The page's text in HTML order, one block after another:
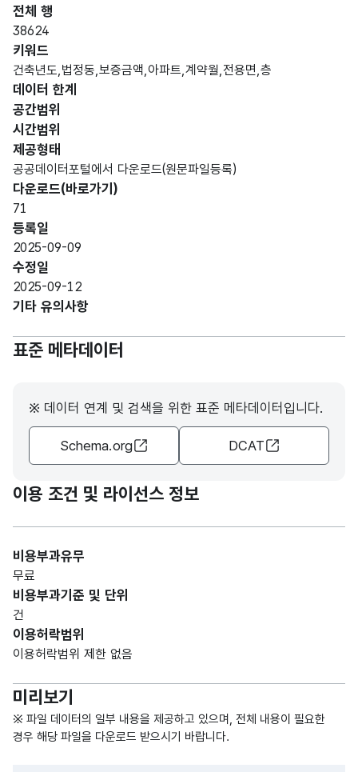
데이터 항목 표로 항목명, 항목명(영문명), 항목 설명, 도메인
번호
문자
형
건축
년도
가변
계약
R)
법정
동
법정
동
가변
문자
CHA
보증
금액
(만원)
(만원)
가변
문자
전체 행
38624
키워드
건축년도,법정동,보증금액,아파트,계약월,전용면,층
데이터 한계
공간범위
시간범위
제공형태
공공데이터포털에서 다운로드(원문파일등록)
다운로드(바로가기)
71
등록일
2025-09-09
수정일
2025-09-12
기타 유의사항
표준 메타데이터
※ 데이터 연계 및 검색을 위한 표준 메타데이터입니다.
Schema.org DCAT
이용 조건 및 라이선스 정보
비용부과유무
무료
비용부과기준 및 단위
건
이용허락범위
이용허락범위 제한 없음
미리보기
※ 파일 데이터의 일부 내용을 제공하고 있으며, 전체 내용이 필요한
경우 해당 파일을 다운로드 받으시기 바랍니다.